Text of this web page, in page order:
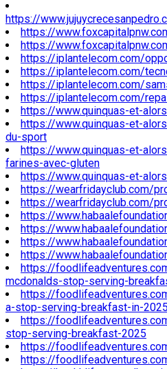
https://
https://
https://
https://iplantelecom.com/
https://iplantelecom.com/
https://iplantelecom.com/
https://iplantelecom.com/
https://www.quinquas-et-
https://www.quinquas-et-
du-sport
https://www.quinquas-et-
farines-avec-gluten
https://www.quinquas-et-
https://wearfridayclub.com/
https://wearfridayclub.com/
https://
https://
https://
https://
https://
mcdonalds-stop-serving-
https://
a-stop-serving-breakfast-in-2025
https://
stop-serving-breakfast-2025
https://
https://